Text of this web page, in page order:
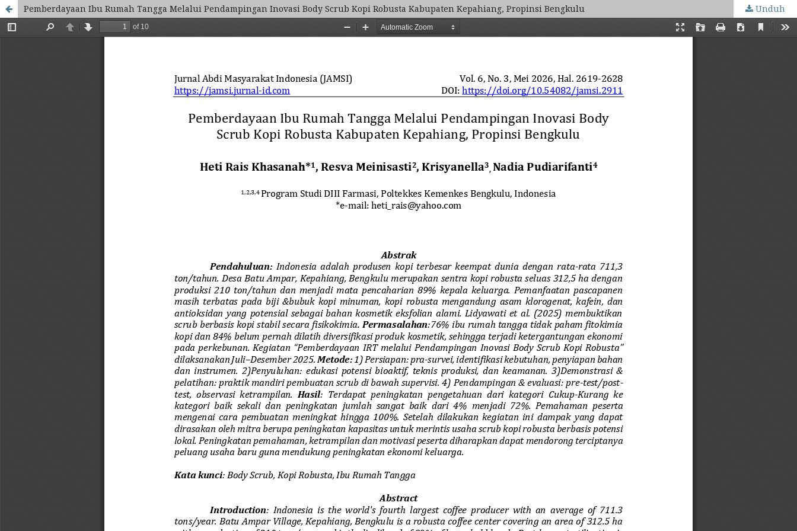
Pemberdayaan Ibu Rumah Tangga Melalui Pendampingan Inovasi Body Scrub Kopi Robusta Kabupaten Kepahiang, Propinsi Bengkulu Unduh